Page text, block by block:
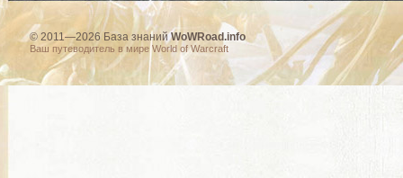
© 2011—2026 База знанийWoWRoad.info
Ваш путеводитель в мире World of Warcraft